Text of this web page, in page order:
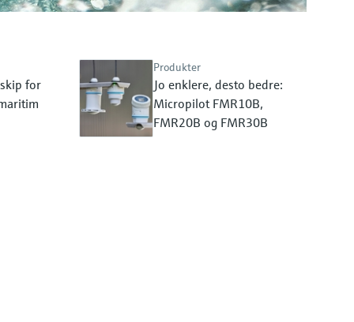
for
Produkter
Jo enklere, desto bedre:
Micropilot FMR10B,
FMR20B og FMR30B